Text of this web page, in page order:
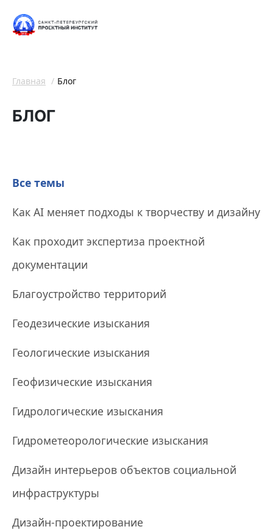
Главная Блог
БЛОГ
Все темы
Как AI меняет подходы к творчеству и дизайну
Как проходит экспертиза проектной
документации
Благоустройство территорий
Геодезические изыскания
Геологические изыскания
Геофизические изыскания
Гидрологические изыскания
Гидрометеорологические изыскания
Дизайн интерьеров объектов социальной
инфраструктуры
Дизайн-проектирование